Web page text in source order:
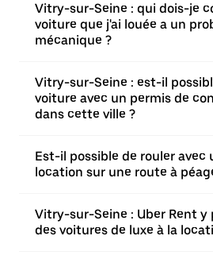
Vitry-sur-Seine : qui dois-je
voiture que j'ai louée a un
mécanique ?
Vitry-sur-Seine : est-il
voiture avec un permis de
dans cette ville ?
Est-il possible de rouler avec
location sur une route à
Vitry-sur-Seine : Uber Rent
des voitures de luxe à la